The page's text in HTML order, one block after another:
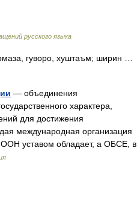
русского языка
— объединения
характера,
для достижения
международная организация
уставом обладает, а ОБСЕ, в